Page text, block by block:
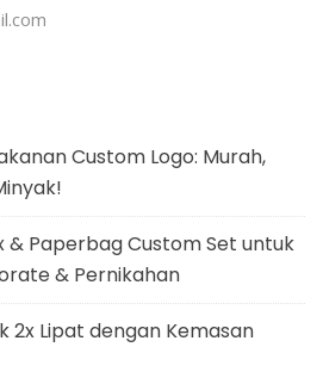
Custom Logo: Murah,
& Paperbag Custom Set untuk
& Pernikahan
2x Lipat dengan Kemasan